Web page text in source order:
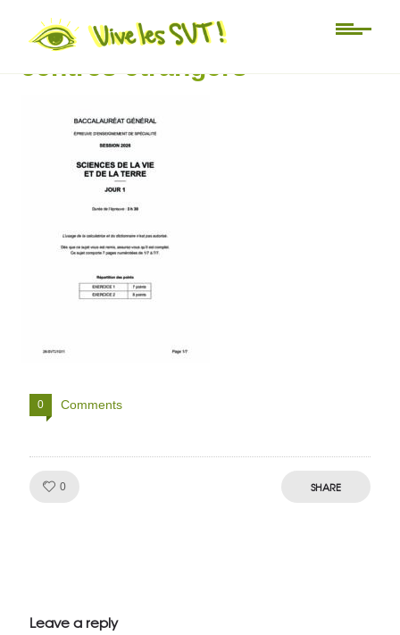
SUjet SVT bac 2026 jour j
centres étrangers
0 Comments
0 SHARE
Leave a reply